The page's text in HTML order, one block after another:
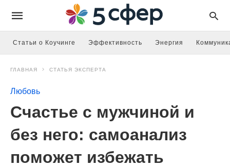
Статьи о Коучинге Эффективность Энергия
ГЛАВНАЯ СТАТЬЯ ЭКСПЕРТА
Любовь
Счастье с мужчиной и
без него: самоанализ
поможет избежать